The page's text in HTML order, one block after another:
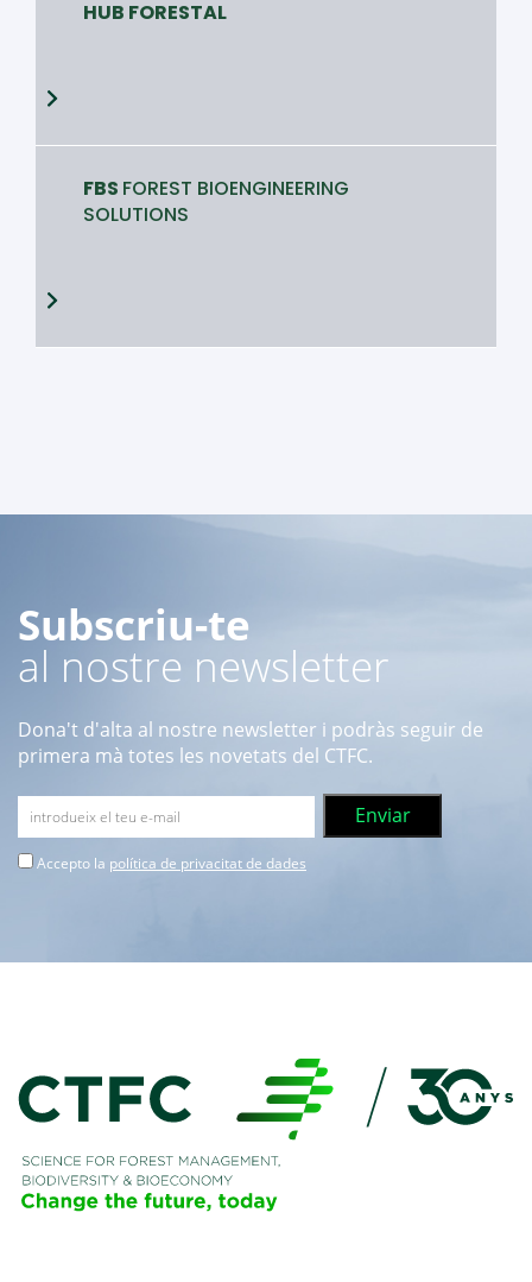
HUB FORESTAL
FBS FOREST BIOENGINEERING
SOLUTIONS
Subscriu-te
al nostre newsletter
Dona't d'alta al nostre newsletter i podràs seguir de
primera mà totes les novetats del CTFC.
Accepto la política de privacitat de dades